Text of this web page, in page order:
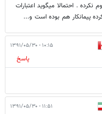
نکرده . احتمالا میگوید اعتبارات
پیمانکار هم بوده است و...
۱۰:۱۵ - ۱۳۹۱/۰۵/۳۰
پاسخ
۱۱:۵۱ - ۱۳۹۱/۰۵/۳۰